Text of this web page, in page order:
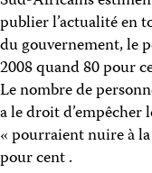
publier l’actualité en
du gouvernement, le
2008 quand 80 pour
Le nombre de
a le droit d’empêcher
« pourraient nuire à la
pour cent .